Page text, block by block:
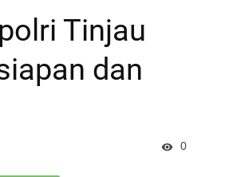
Tinjau
dan
0